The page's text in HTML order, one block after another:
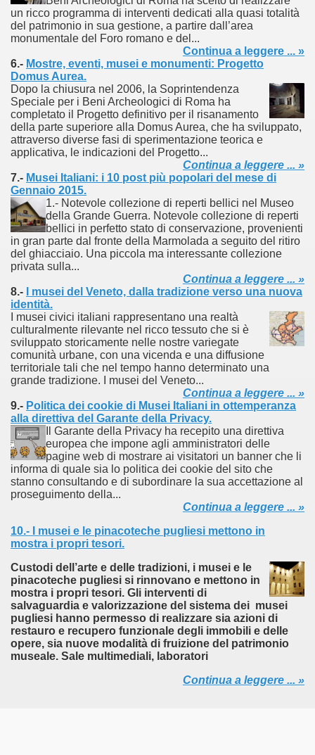
un ricco programma di interventi dedicati alla quasi totalità
del patrimonio in sua gestione, a partire dall’area
monumentale del Foro romano e del...
Continua a leggere ... »
6.- Mostre, eventi, musei e monumenti: Progetto
Domus Aurea.
Dopo la chiusura nel 2006, la Soprintendenza
Speciale per i Beni Archeologici di Roma ha
completato il Progetto definitivo per il risanamento
della parte superiore alla Domus Aurea, che ha sviluppato,
attraverso diverse fasi di sperimentazione teorica e
applicativa, le indicazioni del Progetto...
Continua a leggere ... »
7.- Musei Italiani: i 10 post più popolari del mese di
Gennaio 2015.
1.- Notevole collezione di reperti bellici nel Museo
della Grande Guerra. Notevole collezione di reperti
bellici in perfetto stato di conservazione, provenienti
in gran parte dal fronte della Marmolada a seguito del ritiro
del ghiacciaio. Una piccola ma interessante collezione
privata sulla...
Continua a leggere ... »
8.-
I musei del Veneto, dalla tradizione verso una nuova
identità.
I musei civici italiani rappresentano una realtà
culturalmente rilevante nel ricco tessuto che si è
sviluppato storicamente nelle nostre variegate
comunità urbane, con una vicenda e una diffusione
territoriale tali che nel tempo hanno determinato una
grande tradizione. I musei del Veneto...
Continua a leggere ... »
9.- Politica dei cookie di Musei Italiani in ottemperanza
alla direttiva del Garante della Privacy.
Il Garante della Privacy ha recepito una direttiva
europea che impone agli amministratori delle
pagine web di mostrare ai visitatori un banner che li
informa di quale sia lo politica dei cookie del sito che
stanno consultando e di subordinare la sua accettazione al
proseguimento della...
Continua a leggere ... »
10.- I musei e le pinacoteche pugliesi mettono in
mostra i propri tesori.
Custodi dell’arte e delle tradizioni, i musei e le
pinacoteche pugliesi si rinnovano e mettono in
mostra i propri tesori. Gli interventi di
salvaguardia e valorizzazione del sistema dei musei
pugliesi hanno permesso di realizzare sia azioni di
restauro e recupero funzionale degli immobili e delle
opere, sia nuove modalità di fruizione del patrimonio
museale. Sale multimediali, laboratori
Continua a leggere ... »
del mese di Giugno 2013.
del mese di Luglio 2013.
l’evoluzione storica della telefonia.
nell'etere".
del mese di Gennaio 2014.
del mese di Febbraio 2014.
del mese di Luglio 2014.
significative opere museali.
del mese di Agosto 2014.
del mese di Settembre 2014
del mese di Dicembre 2014.